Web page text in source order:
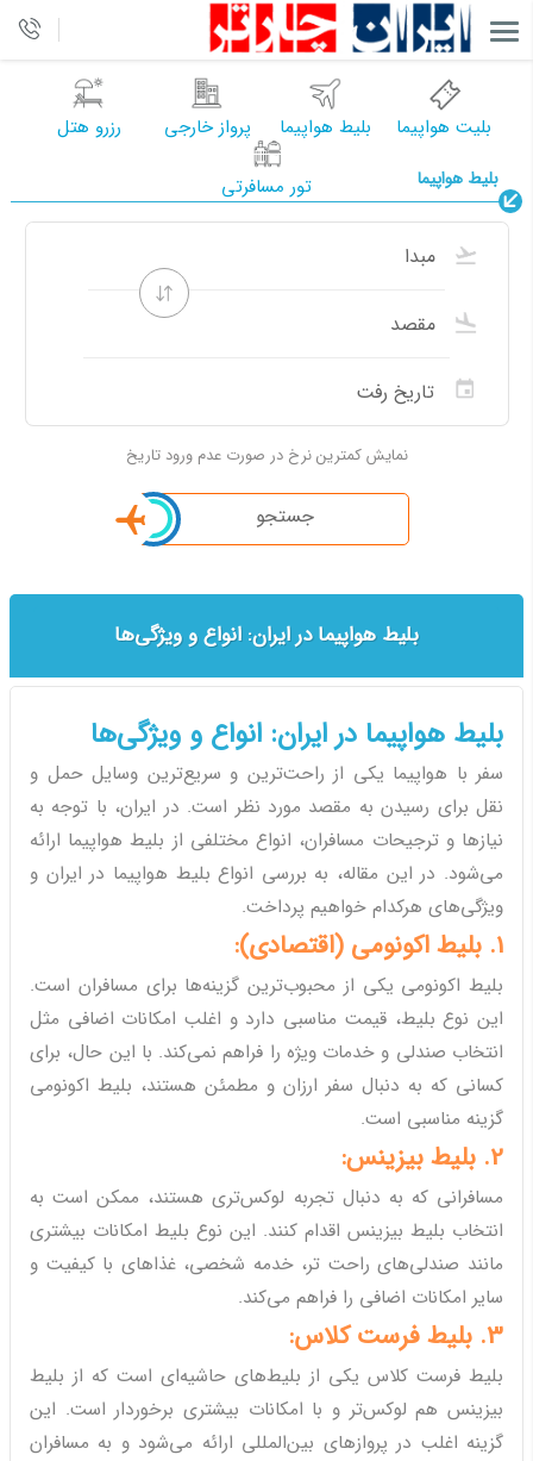
بلیت هواپیما بلیط هواپیما پرواز خارجی رزرو هتل
تور مسافرتی بلیط هواپیما
نمایش کمترین نرخ در صورت عدم ورود تاریخ
جستجو
بلیط هواپیما در ایران: انواع و ویژگی‌ها
بلیط هواپیما در ایران: انواع و ویژگی‌ها
سفر با هواپیما یکی از راحت‌ترین و سریع‌ترین وسایل حمل و
نقل برای رسیدن به مقصد مورد نظر است. در ایران، با توجه به
نیازها و ترجیحات مسافران، انواع مختلفی از بلیط هواپیما ارائه
می‌شود. در این مقاله، به بررسی انواع بلیط هواپیما در ایران و
ویژگی‌های هرکدام خواهیم پرداخت.
1. بلیط اکونومی (اقتصادی):
بلیط اکونومی یکی از محبوب‌ترین گزینه‌ها برای مسافران است.
این نوع بلیط، قیمت مناسبی دارد و اغلب امکانات اضافی مثل
انتخاب صندلی و خدمات ویژه را فراهم نمی‌کند. با این حال، برای
کسانی که به دنبال سفر ارزان و مطمئن هستند، بلیط اکونومی
گزینه مناسبی است.
2. بلیط بیزینس:
مسافرانی که به دنبال تجربه لوکس‌تری هستند، ممکن است به
انتخاب بلیط بیزینس اقدام کنند. این نوع بلیط امکانات بیشتری
مانند صندلی‌های راحت تر، خدمه شخصی، غذاهای با کیفیت و
سایر امکانات اضافی را فراهم می‌کند.
3. بلیط فرست کلاس:
بلیط فرست کلاس یکی از بلیط‌های حاشیه‌ای است که از بلیط
بیزینس هم لوکس‌تر و با امکانات بیشتری برخوردار است. این
گزینه اغلب در پروازهای بین‌المللی ارائه می‌شود و به مسافران